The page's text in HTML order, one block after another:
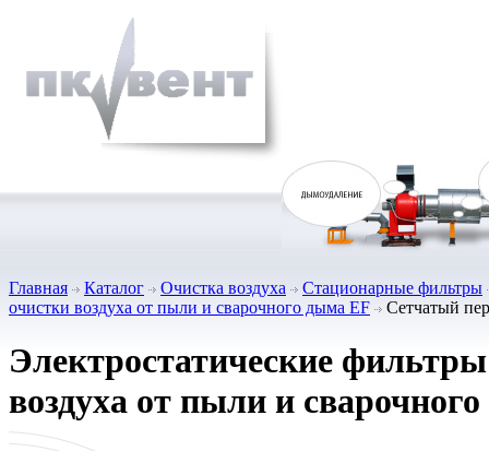
Главная Каталог Очистка воздуха
Стационарные фильтры
очистки воздуха от пыли и сварочного дыма EF
Сетчатый
Электростатические
воздуха от пыли и